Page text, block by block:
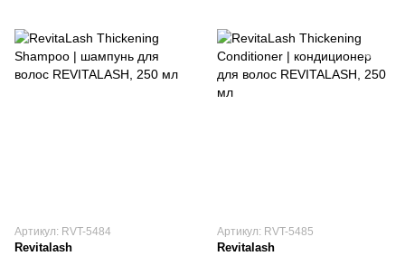
Артикул: RVT-5484
Revitalash
Артикул: RVT-5485
Revitalash